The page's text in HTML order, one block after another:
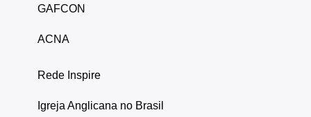
GAFCON
ACNA
Rede Inspire
Igreja Anglicana no Brasil